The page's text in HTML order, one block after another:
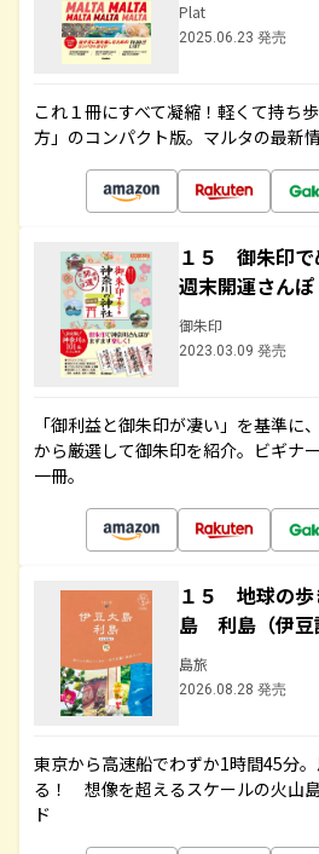
Plat
2025.06.23 発売
これ１冊にすべて凝縮！軽くて持ち
方」のコンパクト版。マルタの最新
１５ 御朱印で
週末開運さん
御朱印
2023.03.09 発売
「御利益と御朱印が凄い」を基準に
から厳選して御朱印を紹介。ビギナ
一冊。
１５ 地球の
島 利島（伊
島旅
2026.08.28 発売
東京から高速船でわずか1時間45分
る！ 想像を超えるスケールの火山
ド